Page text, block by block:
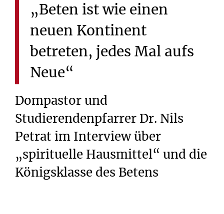
„Beten istwie einen
neuen Kontinent
betreten, jedes Mal aufs
Neue“
Dompastor und
Studierendenpfarrer Dr. Nils
Petrat im Interview über
„spirituelle Hausmittel“ und die
Königsklasse des Betens